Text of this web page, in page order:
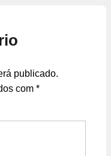
publicado.
com *